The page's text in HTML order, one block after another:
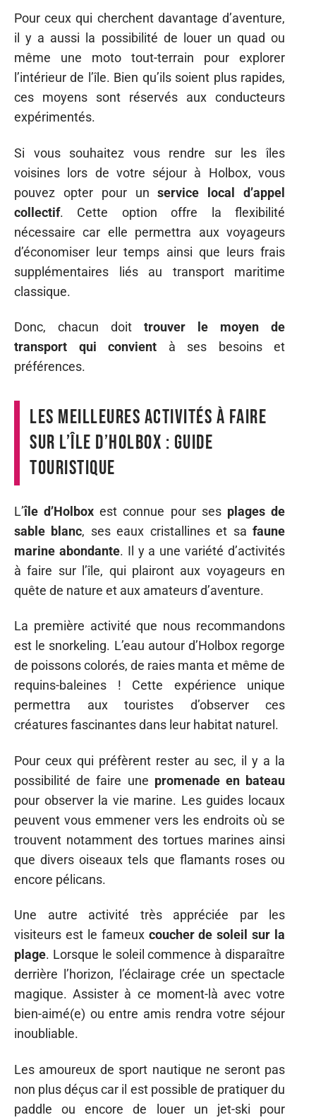
Pour ceux qui cherchent davantage d’aventure,
il y a aussi la possibilité de louer un quad ou
même une moto tout-terrain pour explorer
l’intérieur de l’île. Bien qu’ils soient plus rapides,
ces moyens sont réservés aux conducteurs
expérimentés.
Si vous souhaitez vous rendre sur les îles
voisines lors de votre séjour à Holbox, vous
pouvez opter pour unservice local d’appel
collectif. Cette option offre la flexibilité
nécessaire car elle permettra aux voyageurs
d’économiser leur temps ainsi que leurs frais
supplémentaires liés au transport maritime
classique.
Donc, chacun doit trouver le moyen de
transport qui convient à ses besoins et
préférences.
Les meilleures activités à faire
sur l’île d’Holbox : guide
touristique
L’île d’Holbox est connue pour ses plages de
sable blanc, ses eaux cristallines et safaune
marine abondante. Il y a une variété d’activités
à faire sur l’île, qui plairont aux voyageurs en
quête de nature et aux amateurs d’aventure.
La première activité que nous recommandons
est le snorkeling. L’eau autour d’Holbox regorge
de poissons colorés, de raies manta et même de
requins-baleines ! Cette expérience unique
permettra aux touristes d’observer ces
créatures fascinantes dans leur habitat naturel.
Pour ceux qui préfèrent rester au sec, il y a la
possibilité de faire une promenade en bateau
pour observer la vie marine. Les guides locaux
peuvent vous emmener vers les endroits où se
trouvent notamment des tortues marines ainsi
que divers oiseaux tels que flamants roses ou
encore pélicans.
Une autre activité très appréciée par les
visiteurs est le fameux coucher de soleil sur la
plage. Lorsque le soleil commence à disparaître
derrière l’horizon, l’éclairage crée un spectacle
magique. Assister à ce moment-là avec votre
bien-aimé(e) ou entre amis rendra votre séjour
inoubliable.
Les amoureux de sport nautique ne seront pas
non plus déçus car il est possible de pratiquer du
paddle ou encore de louer un jet-ski pour